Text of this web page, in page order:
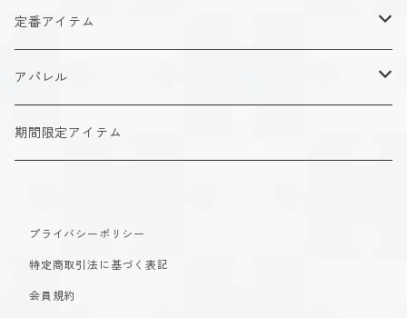
ISFJ（花園 明日香）
INFP（夜月 夢乃）
アクリルストラップ
アクリルスタンド
タイプ１-正す人
タイプ２-助ける人
ホーリーデザイン
ダークデザイン
定番アイテム
アクリルスタンド
マグカップ
魔法スタイル
生命魔法~Vitality~
自然魔法~Elemental~
創造魔法~Genesis~
αシリーズ
βシリーズ
アクリルストラップ
アクリルスタンド
定番アイテム
アクリルストラップ
アクリルスタンド
アパレル
Tシャツ
パーカー
期間限定アイテム
プライバシーポリシー
特定商取引法に基づく表記
会員規約